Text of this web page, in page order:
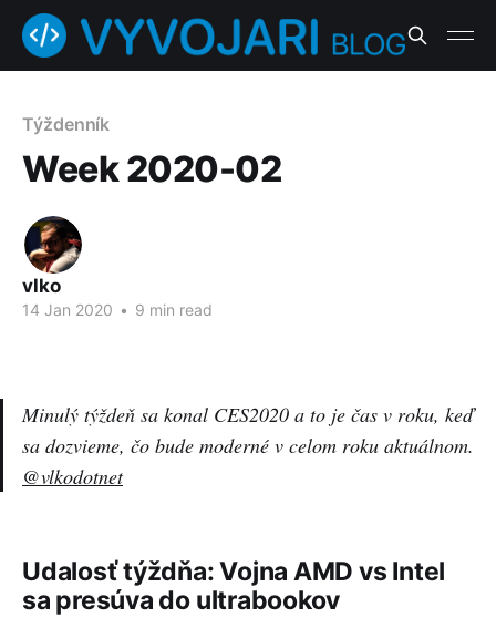
Týždenník
Week 2020-02
vlko
14 Jan 2020 • 9 min read
Minulý týždeň sa konal CES2020 a to je čas v roku, keď
sa dozvieme, čo bude moderné v celom roku aktuálnom.
@vlkodotnet
Udalosť týždňa: Vojna AMD vs Intel
sa presúva do ultrabookov